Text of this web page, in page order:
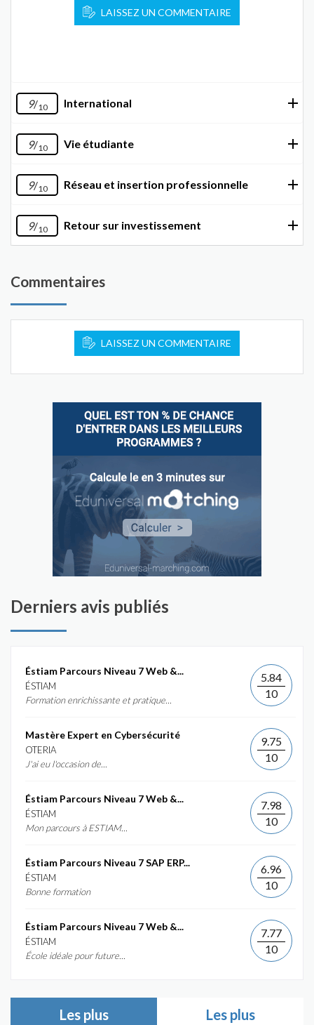
LAISSEZ UN COMMENTAIRE
9/10 International
9/10 Vie étudiante
9/10 Réseau et insertion professionnelle
9/10 Retour sur investissement
Commentaires
LAISSEZ UN COMMENTAIRE
Derniers avis publiés
Éstiam Parcours Niveau 7 Web &...
ÉSTIAM
Formation enrichissante et pratique...
5.84
10
Mastère Expert en Cybersécurité
OTERIA
J'ai eu l'occasion de...
9.75
10
Éstiam Parcours Niveau 7 Web &...
ÉSTIAM
Mon parcours à ESTIAM...
7.98
10
Éstiam Parcours Niveau 7 SAP ERP...
ÉSTIAM
Bonne formation
6.96
10
Éstiam Parcours Niveau 7 Web &...
ÉSTIAM
École idéale pour future...
7.77
10
Les plus
Les plus